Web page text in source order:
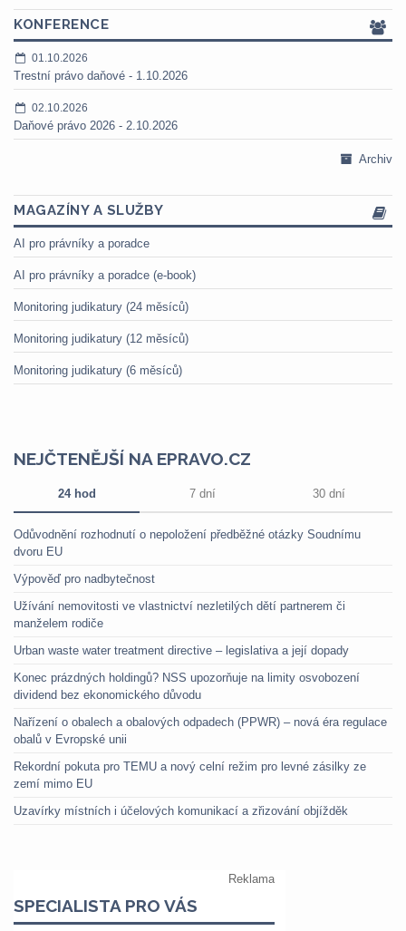
KONFERENCE
01.10.2026
Trestní právo daňové - 1.10.2026
02.10.2026
Daňové právo 2026 - 2.10.2026
Archiv
MAGAZÍNY A SLUŽBY
AI pro právníky a poradce
AI pro právníky a poradce (e-book)
Monitoring judikatury (24 měsíců)
Monitoring judikatury (12 měsíců)
Monitoring judikatury (6 měsíců)
NEJČTENĚJŠÍ NA EPRAVO.CZ
24 hod 7 dní 30 dní
Odůvodnění rozhodnutí o nepoložení předběžné otázky Soudnímu
dvoru EU
Výpověď pro nadbytečnost
Užívání nemovitosti ve vlastnictví nezletilých dětí partnerem či
manželem rodiče
Urban waste water treatment directive – legislativa a její dopady
Konec prázdných holdingů? NSS upozorňuje na limity osvobození
dividend bez ekonomického důvodu
Nařízení o obalech a obalových odpadech (PPWR) – nová éra regulace
obalů v Evropské unii
Rekordní pokuta pro TEMU a nový celní režim pro levné zásilky ze
zemí mimo EU
Uzavírky místních i účelových komunikací a zřizování objížděk